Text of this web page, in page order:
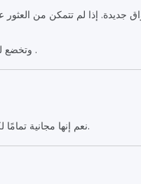
جديدة. إذا لم تتمكن من
ومع ذلك، يرجى ملاحظة أن خدمات المطابقة المخصصة محجوزة Weglot وتخضع لكي .
نعم إنها مجانية تمامًا لكي والاتصال بالخبراء. أي تعاون تبدأه يتم التعامل معه مباشرة بينك وبين الخبير.